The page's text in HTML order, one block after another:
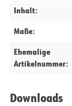
Inhalt:
Maße:
Ehemalige
Artikelnummer:
Downloads